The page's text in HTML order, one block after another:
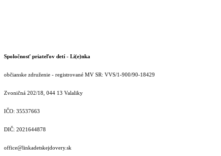
Spoločnosť priateľov detí - Li(e)nka
občianske združenie - registrované MV SR: VVS/1-900/90-18429
Zvoničná 202/18, 044 13 Valaliky
IČO: 35537663
DIČ: 2021644878
office@linkadetskejdovery.sk